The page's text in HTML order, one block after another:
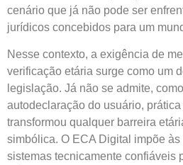
cenário que já não pode ser
jurídicos concebidos para um
Nesse contexto, a exigência de
verificação etária surge como um
legislação. Já não se admite,
autodeclaração do usuário,
transformou qualquer barreira
simbólica. O ECA Digital impõe
sistemas tecnicamente confiáveis